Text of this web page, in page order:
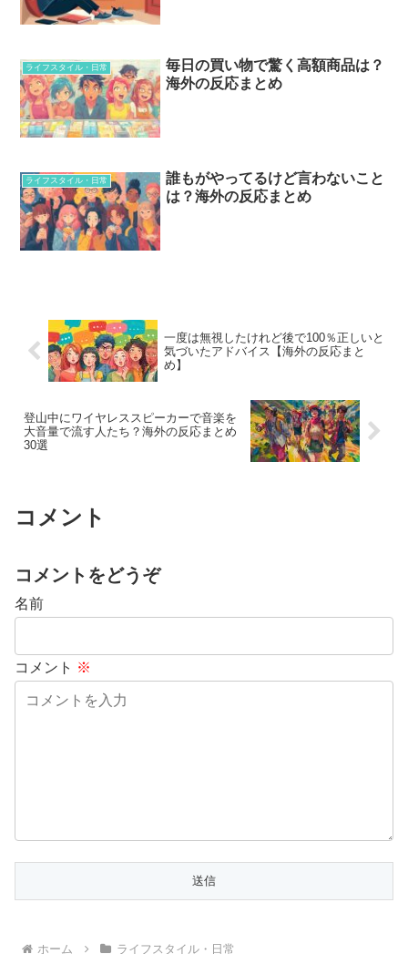
ライフスタイル・日常
毎日の買い物で驚く高額商品は？
海外の反応まとめ
ライフスタイル・日常
誰もがやってるけど言わないこと
は？海外の反応まとめ
一度は無視したけれど後で100％正しいと
気づいたアドバイス【海外の反応まと
め】
登山中にワイヤレススピーカーで音楽を
大音量で流す人たち？海外の反応まとめ
30選
コメント
コメントをどうぞ
名前
コメント ※
ホーム ライフスタイル・日常